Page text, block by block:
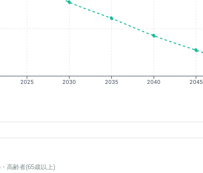
2025 2030 2035 2040 2045
高齢者(65歳以上)